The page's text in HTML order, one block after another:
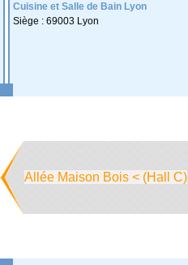
Cuisine et Salle de Bain Lyon
Siège : 69003 Lyon
Allée Maison Bois < (Hall C)